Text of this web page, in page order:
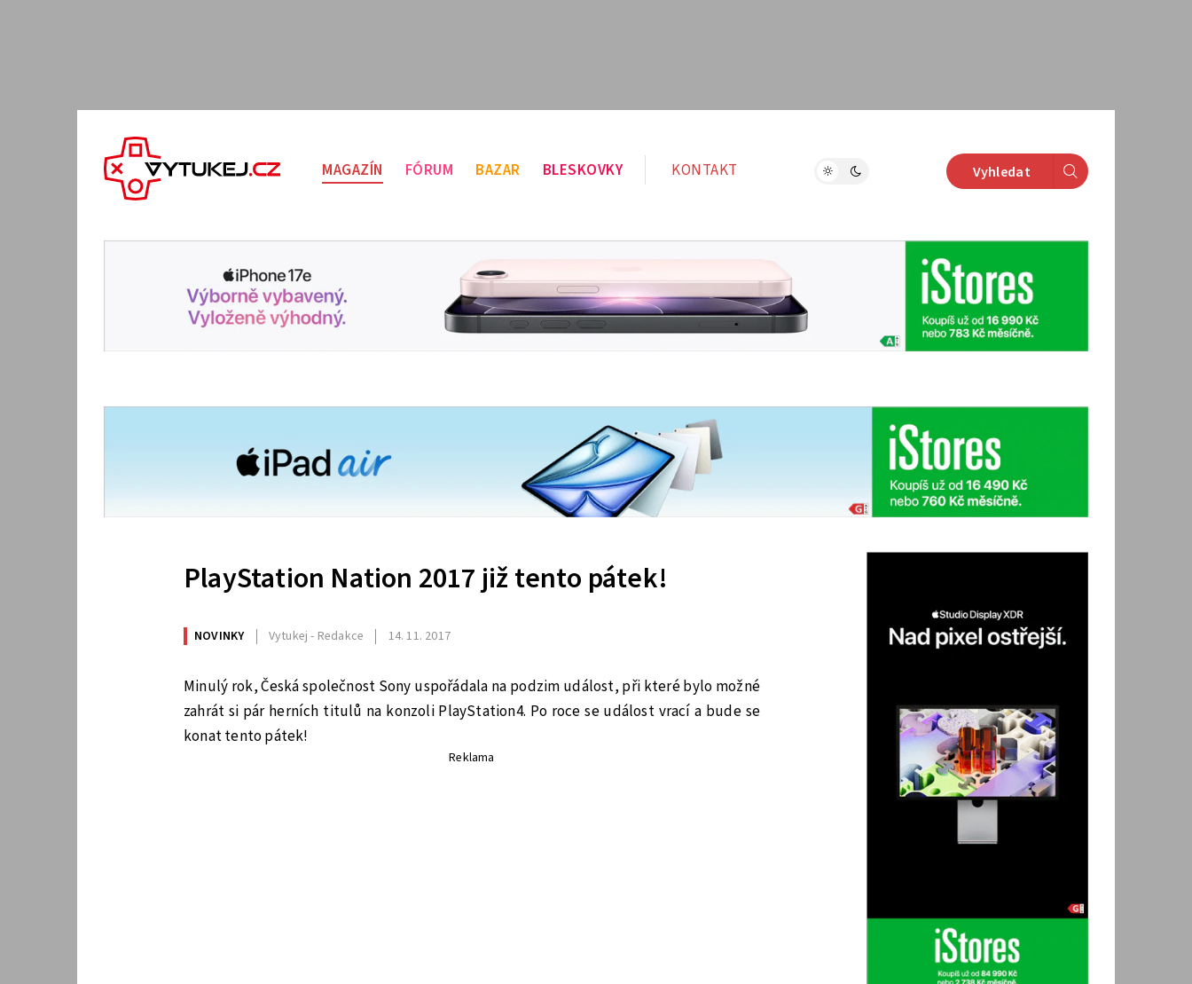
MAGAZÍN FÓRUM BAZAR BLESKOVKY KONTAKT Vyhledat
PlayStation Nation 2017 již tento pátek!
NOVINKY Vytukej - Redakce 14. 11. 2017
Minulý rok, Česká společnost Sony uspořádala na podzim událost, při které bylo možné
zahrát si pár herních titulů na konzoli PlayStation4. Po roce se událost vrací a bude se
konat tento pátek!
Reklama